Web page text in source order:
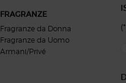
FRAGRANZE
Fragranze da Donna
Fragranze da Uomo
Armani/Privé